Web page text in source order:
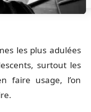
les plus adulées
surtout les
faire usage, l’on